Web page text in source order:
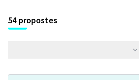
54 propostes